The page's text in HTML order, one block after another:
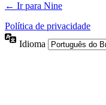
← Ir para Nine
Política de privacidade
Idioma